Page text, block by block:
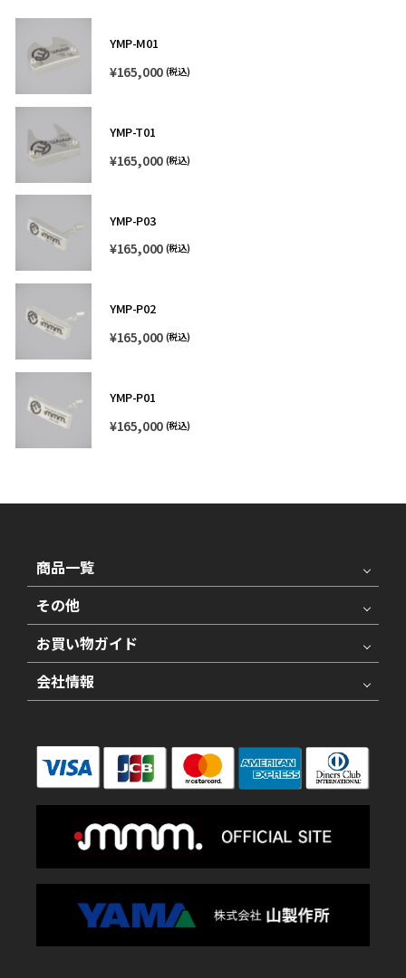
YMP-M01
¥165,000 (税込)
YMP-T01
¥165,000 (税込)
YMP-P03
¥165,000 (税込)
YMP-P02
¥165,000 (税込)
YMP-P01
¥165,000 (税込)
商品一覧
その他
お買い物ガイド
会社情報